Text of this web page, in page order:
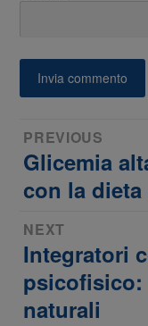
Navigazione
articoli
PREVIOUS
Previous
Glicemia
con la
NEXT
Next
post:
Integratori
naturali